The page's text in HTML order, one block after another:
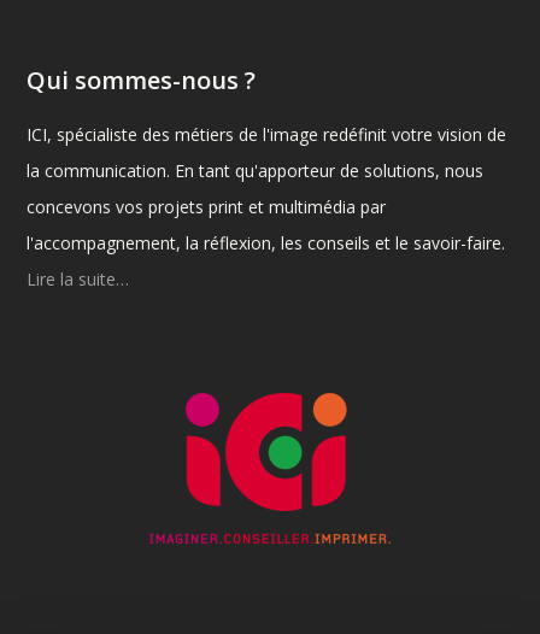
Qui sommes-nous ?
ICI, spécialiste des métiers de l'image redéfinit votre vision de
la communication. En tant qu'apporteur de solutions, nous
concevons vos projets print et multimédia par
l'accompagnement, la réflexion, les conseils et le savoir-faire.
Lire la suite…